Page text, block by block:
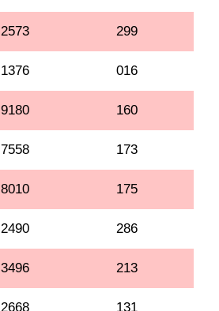
2573 299
1376 016
9180 160
7558 173
8010 175
2490 286
3496 213
2668 131